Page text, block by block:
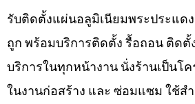
รับติดตั้งแผ่นอลูมิเนียมพระประแด
ถูก พร้อมบริการติดตั้ง รื้อถอน ติดตั้
บริการในทุกหน้างาน นั่งร้านเป็นโ
ในงานก่อสร้าง และ ซ่อมแซม ใช้ส